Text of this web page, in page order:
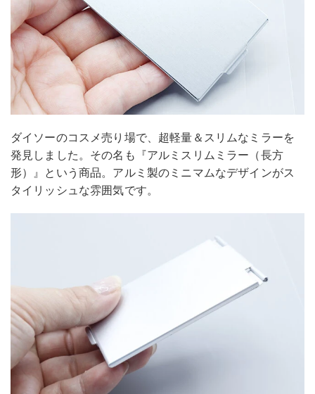
ダイソーのコスメ売り場で、超軽量＆スリムなミラーを
発見しました。その名も『アルミスリムミラー（長方
形）』という商品。アルミ製のミニマムなデザインがス
タイリッシュな雰囲気です。